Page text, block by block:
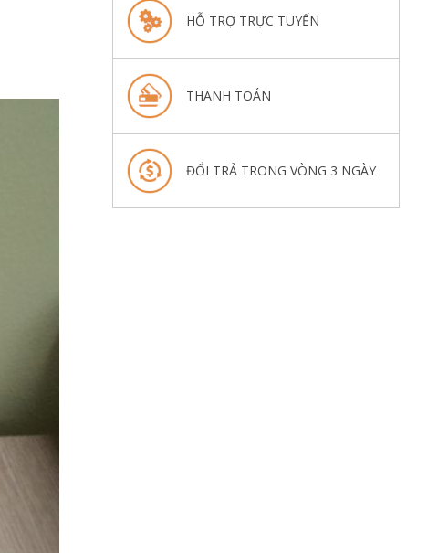
HỖ TRỢ TRỰC TUYẾN
THANH TOÁN
ĐỔI TRẢ TRONG VÒNG 3 NGÀY